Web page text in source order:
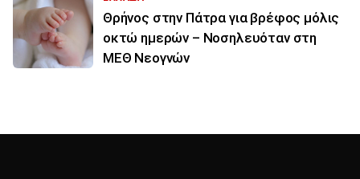
Θρήνος στην Πάτρα για βρέφος μόλις
οκτώ ημερών – Νοσηλευόταν στη
ΜΕΘ Νεογνών